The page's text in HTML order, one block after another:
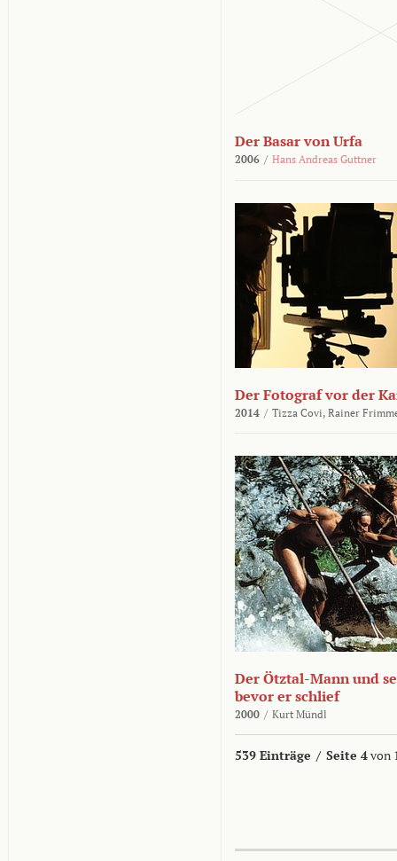
Der Basar von Urfa
2006 / Hans Andreas Guttner
Der Fotograf vor der
2014 / Tizza Covi, Rainer
Der Ötztal-Mann und
bevor er schlief
2000 / Kurt Mündl
539 Einträge / Seite 4von